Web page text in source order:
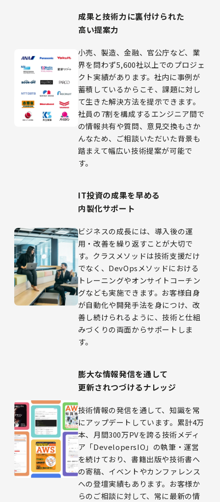
成果と技術力に裏付けられた
高い提案力
小売、製造、金融、官公庁など、業
界を問わず5,600社以上でのプロジェ
クト実績があります。社内に事例が
蓄積しているからこそ、課題に対し
て生きた解決方法を提示できます。
社員の7割を構成するエンジニア間で
の情報共有や質問、意見交換もさか
んなため、ご相談いただいた背景も
踏まえて幅広い技術提案が可能で
す。
IT投資の成果を早める
内製化サポート
ビジネスの成長には、導入後の運
用・改善を繰り返すことが大切で
す。クラスメソッドは技術支援だけ
でなく、DevOpsメソッドにおける
トレーニングやオンサイトコーチン
グなども実施できます。お客様自身
が自動化や開発手法を身につけ、改
善し続けられるように、技術と仕組
みづくりの両面からサポートしま
す。
膨大な情報発信を通して
更新されつづけるナレッジ
技術情報の発信を通して、知識を常
にアップデートしています。累計4万
本、月間300万PVを誇る技術メディ
ア「DevelopersIO」の執筆・運営
を続けており、書籍出版や技術書へ
の寄稿、イベントやカンファレンス
への登壇実績もあります。お客様か
らのご相談に対して、常に最新の情